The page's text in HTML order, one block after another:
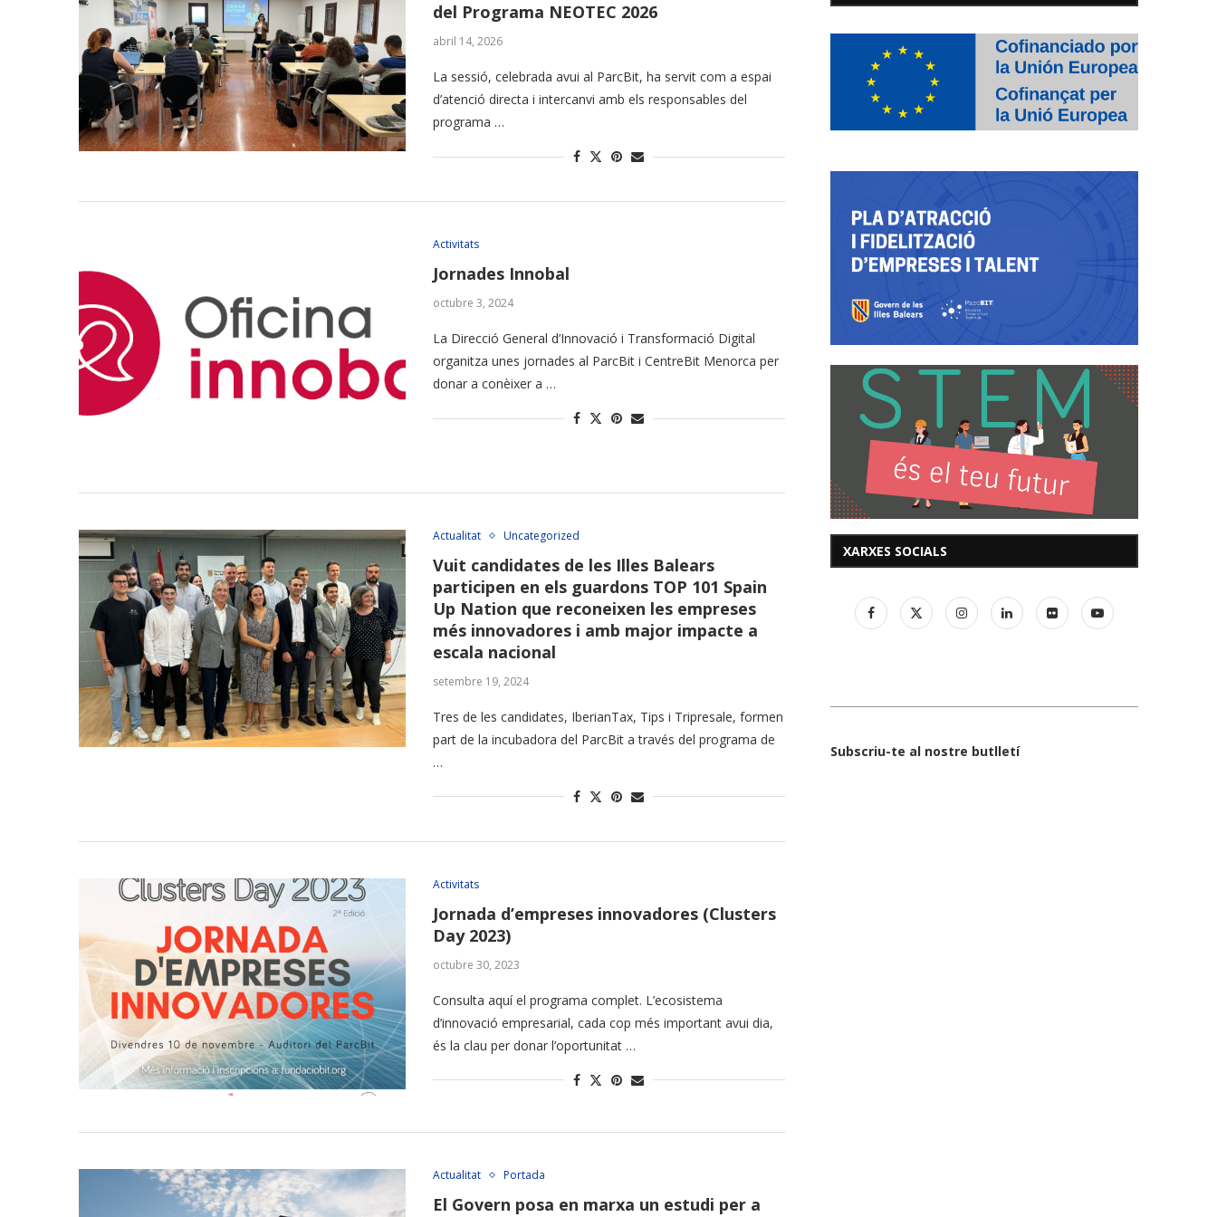
del Programa NEOTEC 2026
abril 14, 2026
La sessió, celebrada avui al ParcBit, ha servit com a espai
d’atenció directa i intercanvi amb els responsables del
programa …
Activitats
Jornades Innobal
octubre 3, 2024
La Direcció General d’Innovació i Transformació Digital
organitza unes jornades al ParcBit i CentreBit Menorca per
donar a conèixer a …
Actualitat Uncategorized
Vuit candidates de les Illes Balears
participen en els guardons TOP 101 Spain
Up Nation que reconeixen les empreses
més innovadores i amb major impacte a
escala nacional
setembre 19, 2024
Tres de les candidates, IberianTax, Tips i Tripresale, formen
part de la incubadora del ParcBit a través del programa de
…
Activitats
Jornada d’empreses innovadores (Clusters
Day 2023)
octubre 30, 2023
Consulta aquí el programa complet. L’ecosistema
d’innovació empresarial, cada cop més important avui dia,
és la clau per donar l’oportunitat …
Actualitat Portada
El Govern posa en marxa un estudi per a
XARXES SOCIALS
Subscriu-te al nostre butlletí